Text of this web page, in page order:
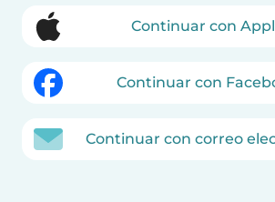
Continuar con
Continuar con
Continuar con correo